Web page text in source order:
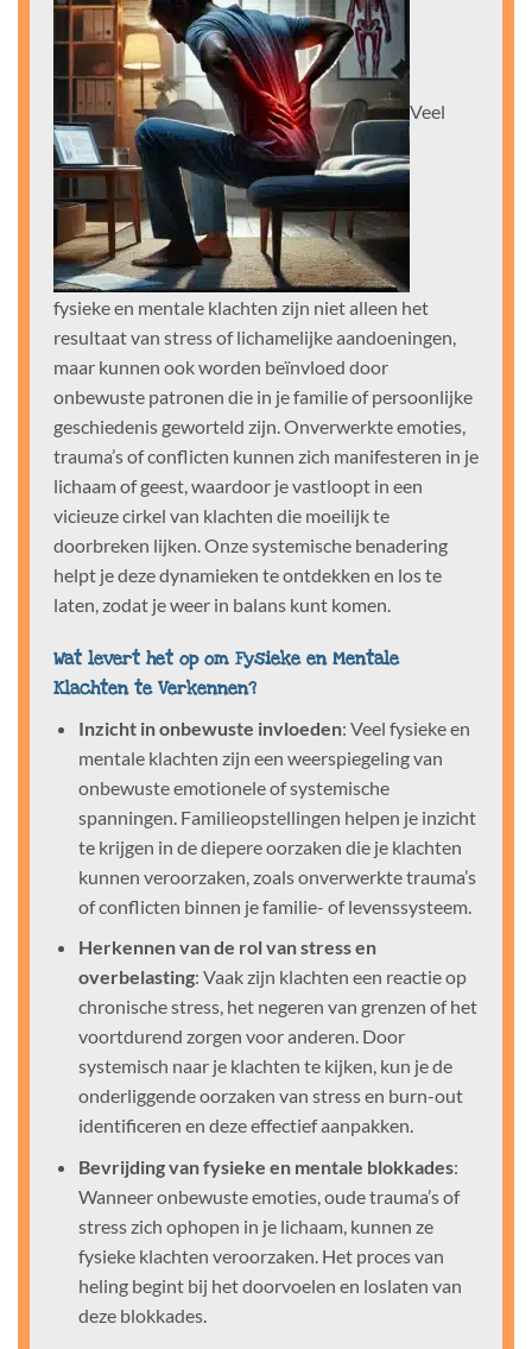
Veel
fysieke en mentale klachten zijn niet alleen het
resultaat van stress of lichamelijke aandoeningen,
maar kunnen ook worden beïnvloed door
onbewuste patronen die in je familie of persoonlijke
geschiedenis geworteld zijn. Onverwerkte emoties,
trauma’s of conflicten kunnen zich manifesteren in je
lichaam of geest, waardoor je vastloopt in een
vicieuze cirkel van klachten die moeilijk te
doorbreken lijken. Onze systemische benadering
helpt je deze dynamieken te ontdekken en los te
laten, zodat je weer in balans kunt komen.
Wat levert het op om Fysieke en Mentale
Klachten te Verkennen?
Inzicht in onbewuste invloeden: Veel fysieke en
mentale klachten zijn een weerspiegeling van
onbewuste emotionele of systemische
spanningen. Familieopstellingen helpen je inzicht
te krijgen in de diepere oorzaken die je klachten
kunnen veroorzaken, zoals onverwerkte trauma’s
of conflicten binnen je familie- of levenssysteem.
Herkennen van de rol van stress en
overbelasting: Vaak zijn klachten een reactie op
chronische stress, het negeren van grenzen of het
voortdurend zorgen voor anderen. Door
systemisch naar je klachten te kijken, kun je de
onderliggende oorzaken van stress en burn-out
identificeren en deze effectief aanpakken.
Bevrijding van fysieke en mentale blokkades:
Wanneer onbewuste emoties, oude trauma’s of
stress zich ophopen in je lichaam, kunnen ze
fysieke klachten veroorzaken. Het proces van
heling begint bij het doorvoelen en loslaten van
deze blokkades.